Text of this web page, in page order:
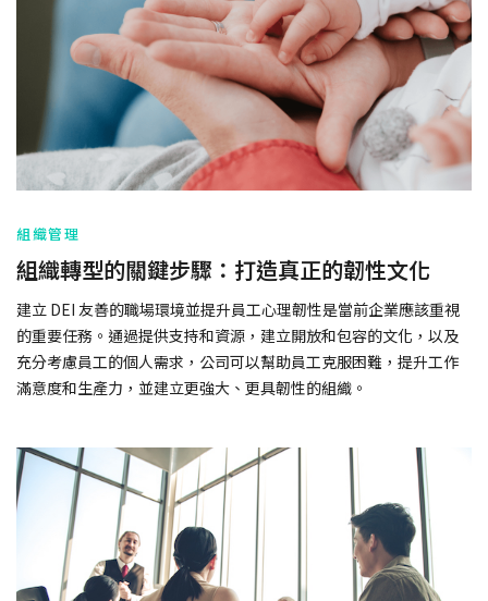
組織管理
組織轉型的關鍵步驟：打造真正的韌性文化
建立 DEI 友善的職場環境並提升員工心理韌性是當前企業應該重視
的重要任務。通過提供支持和資源，建立開放和包容的文化，以及
充分考慮員工的個人需求，公司可以幫助員工克服困難，提升工作
滿意度和生產力，並建立更強大、更具韌性的組織。